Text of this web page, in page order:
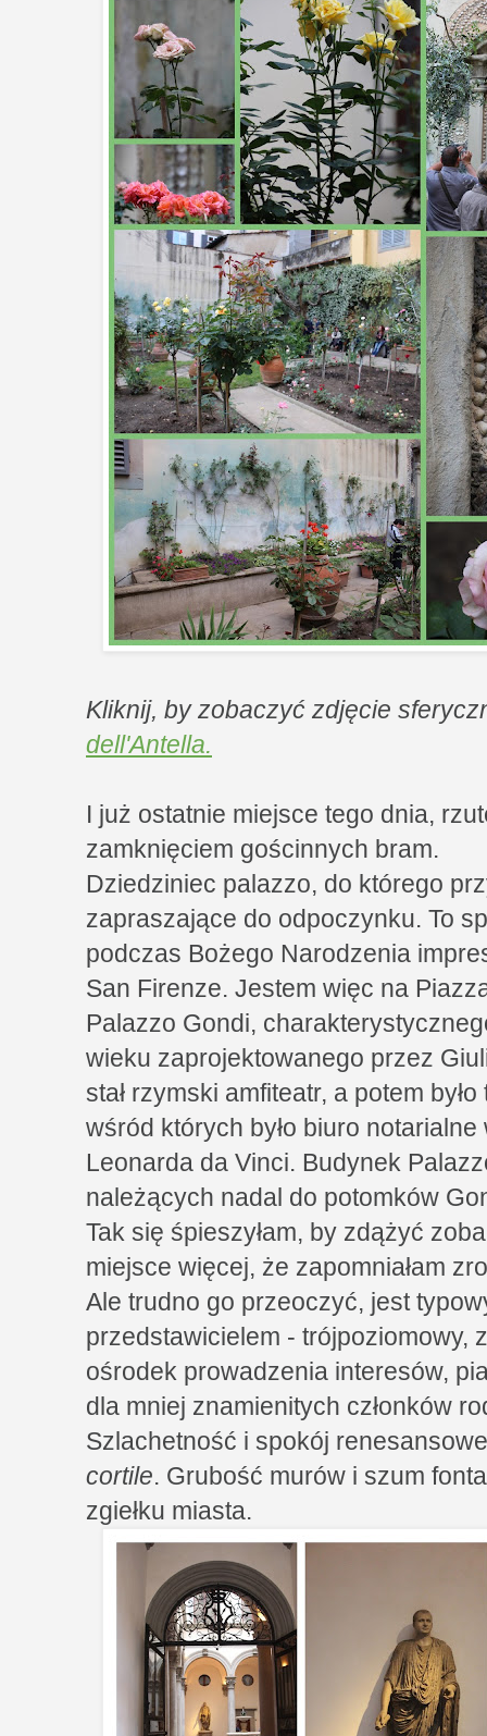
Kliknij, by zobaczyć zdjęcie
dell'Antella.
I już ostatnie miejsce tego dnia,
zamknięciem gościnnych bram.
Dziedziniec palazzo, do którego
zapraszające do odpoczynku. To
podczas Bożego Narodzenia
San Firenze. Jestem więc na
Palazzo Gondi,
wieku zaprojektowanego przez
stał rzymski amfiteatr, a potem
wśród których było biuro
Leonarda da Vinci. Budynek
należących nadal do potomków
Tak się śpieszyłam, by zdążyć
miejsce więcej, że zapomniałam
Ale trudno go przeoczyć, jest
przedstawicielem - trójpoziomowy,
ośrodek prowadzenia interesów,
dla mniej znamienitych członków
Szlachetność i spokój
cortile. Grubość murów i szum
zgiełku miasta.